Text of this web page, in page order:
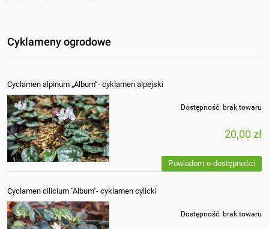
Cyklameny ogrodowe
Cyclamen alpinum „Album”- cyklamen alpejski
Dostępność: brak towaru
20,00 zł
Powiadom o dostępności
Cyclamen cilicium "Album"- cyklamen cylicki
Dostępność: brak towaru